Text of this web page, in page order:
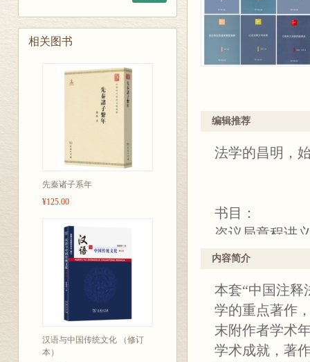
相关图书
先秦诸子系年
¥125.00
汉语与中国传统文化 （修订
本）
编辑推荐
法学的昌明，
书目：
咨议局章程讲
地方自治浅说
中华民国民主
《尚书》法学
各省咨议局章
咨议局议员选
内容简介
本套“中国注释
学的重点著作
末附作者学术
学术成就，著